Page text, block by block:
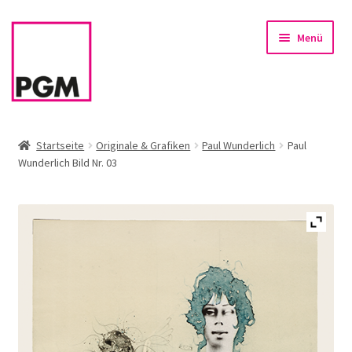
Zur
Zum
Menü
News
Sortiment
öffnen
Firmenservice – Kunst für Büro, Praxis, Kanzlei
Startseite Originale & Grafiken Paul Wunderlich
Paul
Wunderlich Bild Nr. 03